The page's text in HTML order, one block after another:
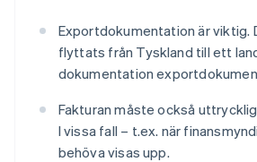
Exportdokumentation är
flyttats från Tyskland till ett
dokumentation
Fakturan måste också
I vissa fall – t.ex. när
behöva visas upp.